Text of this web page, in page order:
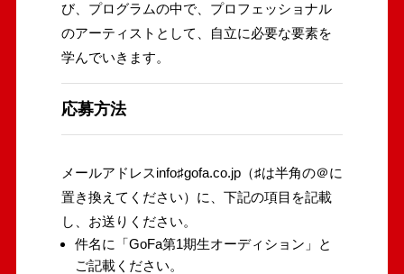
び、プログラムの中で、プロフェッショナル
のアーティストとして、自立に必要な要素を
学んでいきます。
応募方法
メールアドレスinfo♯gofa.co.jp（♯は半角の＠に
置き換えてください）に、下記の項目を記載
し、お送りください。
件名に「GoFa第1期生オーディション」と
ご記載ください。